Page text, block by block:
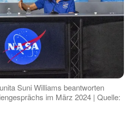
Suni Williams beantworten
im März 2024 | Quelle: